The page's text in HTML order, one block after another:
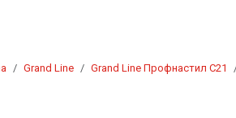
Grand Line Grand Line Профнастил С21